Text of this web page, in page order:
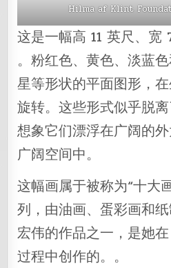
Hilma af Klint
这是一幅高 11 英尺、宽
。粉红色、黄色、淡蓝
星等形状的平面图形，
旋转。这些形式似乎脱
想象它们漂浮在广阔的
广阔空间中。
这幅画属于被称为“十大
列，由油画、蛋彩画和
宏伟的作品之一，是她
过程中创作的。。